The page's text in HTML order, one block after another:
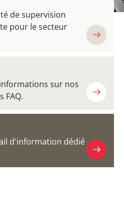
de supervision
pour le secteur
sur nos
FAQ.
d'information dédié